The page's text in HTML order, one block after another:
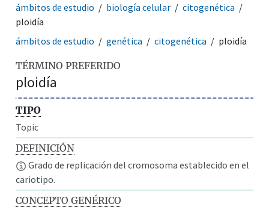
ámbitos de estudio biología celular
citogenética
ploidía
ámbitos de estudio
genética citogenética ploidía
TÉRMINO PREFERIDO
ploidía
TIPO
Topic
DEFINICIÓN
Grado de replicación del cromosoma establecido en el
cariotipo.
CONCEPTO GENÉRICO